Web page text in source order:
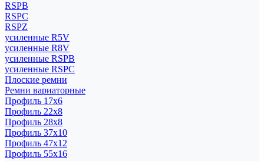
RSPB
RSPC
RSPZ
усиленные R5V
усиленные R8V
усиленные RSPB
усиленные RSPC
Плоские ремни
Ремни вариаторные
Профиль 17x6
Профиль 22x8
Профиль 28x8
Профиль 37x10
Профиль 47x12
Профиль 55x16